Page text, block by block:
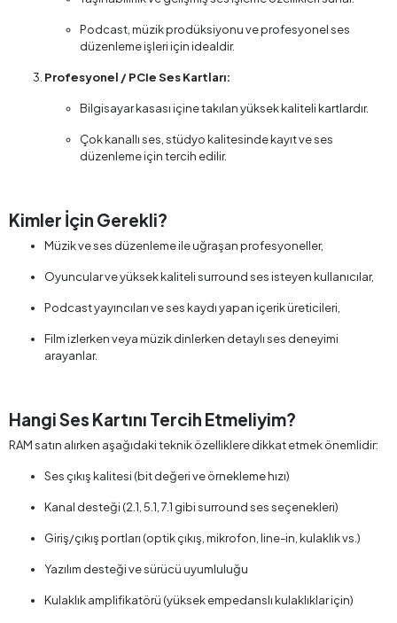
Podcast, müzik prodüksiyonu ve profesyonel ses
düzenleme işleri için idealdir.
Profesyonel / PCIe Ses Kartları:
Bilgisayar kasası içine takılan yüksek kaliteli kartlardır.
Çok kanallı ses, stüdyo kalitesinde kayıt ve ses
düzenleme için tercih edilir.
Kimler İçin Gerekli?
Müzik ve ses düzenleme ile uğraşan profesyoneller,
Oyuncular ve yüksek kaliteli surround ses isteyen kullanıcılar,
Podcast yayıncıları ve ses kaydı yapan içerik üreticileri,
Film izlerken veya müzik dinlerken detaylı ses deneyimi
arayanlar.
Hangi Ses Kartını Tercih Etmeliyim?
RAM satın alırken aşağıdaki teknik özelliklere dikkat etmek önemlidir:
Ses çıkış kalitesi (bit değeri ve örnekleme hızı)
Kanal desteği (2.1, 5.1, 7.1 gibi surround ses seçenekleri)
Giriş/çıkış portları (optik çıkış, mikrofon, line-in, kulaklık vs.)
Yazılım desteği ve sürücü uyumluluğu
Kulaklık amplifikatörü (yüksek empedanslı kulaklıklar için)